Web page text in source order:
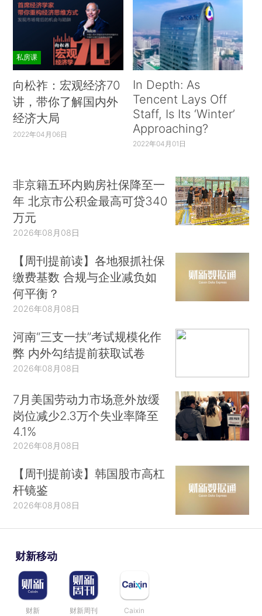
私房课
向松祚：宏观经济70
讲，带你了解国内外
经济大局
2022年04月06日
In Depth: As
Tencent Lays Off
Staff, Is Its ‘Winter’
Approaching?
2022年04月01日
非京籍五环内购房社保降至一
年 北京市公积金最高可贷340
万元
2026年08月08日
【周刊提前读】各地狠抓社保
缴费基数 合规与企业减负如
何平衡？
2026年08月08日
河南“三支一扶”考试规模化作
弊 内外勾结提前获取试卷
2026年08月08日
7月美国劳动力市场意外放缓
岗位减少2.3万个失业率降至
4.1%
2026年08月08日
【周刊提前读】韩国股市高杠
杆镜鉴
2026年08月08日
财新移动
财新 财新周刊 Caixin